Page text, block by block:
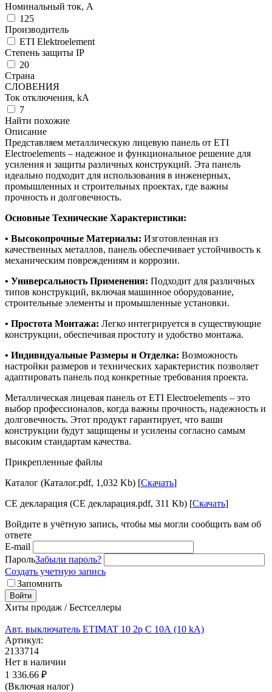
Номинальный ток, А
125
Производитель
ETI Elektroelement
Степень защиты IP
20
Страна
СЛОВЕНИЯ
Ток отключения, kА
7
Найти похожие
Описание
Представляем металлическую лицевую панель от ETI
Electroelements – надежное и функциональное решение для
усиления и защиты различных конструкций. Эта панель
идеально подходит для использования в инженерных,
промышленных и строительных проектах, где важны
прочность и долговечность.
Основные Технические Характеристики:
• Высокопрочные Материалы: Изготовленная из
качественных металлов, панель обеспечивает устойчивость к
механическим повреждениям и коррозии.
• Универсальность Применения: Подходит для различных
типов конструкций, включая машинное оборудование,
строительные элементы и промышленные установки.
• Простота Монтажа: Легко интегрируется в существующие
конструкции, обеспечивая простоту и удобство монтажа.
• Индивидуальные Размеры и Отделка: Возможность
настройки размеров и технических характеристик позволяет
адаптировать панель под конкретные требования проекта.
Металлическая лицевая панель от ETI Electroelements – это
выбор профессионалов, когда важны прочность, надежность и
долговечность. Этот продукт гарантирует, что ваши
конструкции будут защищены и усилены согласно самым
высоким стандартам качества.
Прикрепленные файлы
Каталог (Каталог.pdf, 1,032 Kb) [Скачать]
CE декларация (CE декларация.pdf, 311 Kb) [Скачать]
Войдите в учётную запись, чтобы мы могли сообщить вам об
ответе
E-mail
ПарольЗабыли пароль?
Создать учетную запись
Запомнить
Войти
Хиты продаж / Бестселлеры
Авт. выключатель ETIMAT 10 2p C 10А (10 kA)
Артикул:
2133714
Нет в наличии
1 336.66 ₽
(Включая налог)